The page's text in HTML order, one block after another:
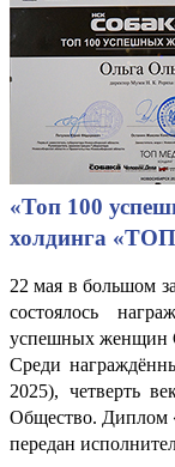
«Топ 100
холдинга
22 мая в большом
состоялось
успешных женщин
Среди
2025), четверть
Общество. Диплом
передан